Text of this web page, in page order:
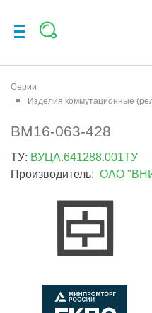
Серии
Изделия коммутационные
ВМ16-063-428
ТУ: ВУЦА.641288.001ТУ
Производитель: ОАО